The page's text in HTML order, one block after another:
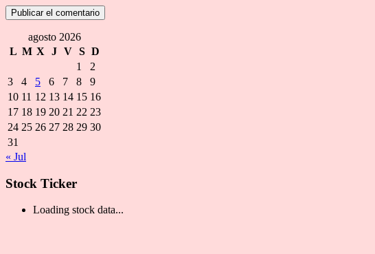
agosto 2026
L M X J V S D
1
2
3
4 5 6 7 8
9
10 11 12 13 14 15 16
17 18 19 20 21 22 23
24 25 26 27 28 29 30
31
« Jul
Stock Ticker
Loading stock data...